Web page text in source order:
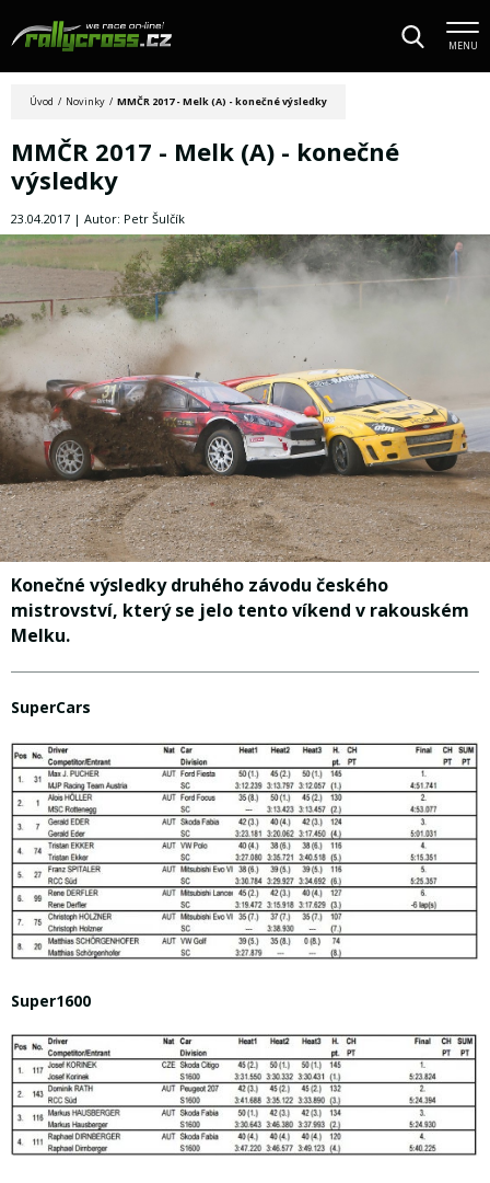
MENU
Úvod / Novinky / MMČR 2017 - Melk (A) - konečné výsledky
MMČR 2017 - Melk (A) - konečné
výsledky
23.04.2017 | Autor: Petr Šulčík
Konečné výsledky druhého závodu českého
mistrovství, který se jelo tento víkend v rakouském
Melku.
SuperCars
Super1600